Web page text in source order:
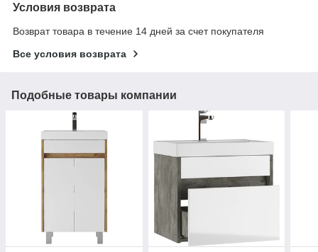
Условия возврата
Возврат товара в течение 14 дней за счет покупателя
Все условия возврата
Подобные товары компании